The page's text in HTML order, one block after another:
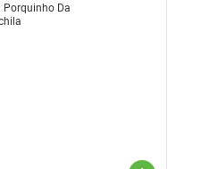
Porquinho Da